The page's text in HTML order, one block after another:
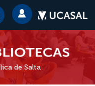
de Salta